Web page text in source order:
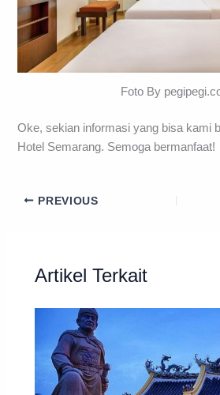
Foto By
Oke, sekian informasi yang bisa kami
Hotel Semarang. Semoga bermanfaat!
PREVIOUS
Artikel Terkait